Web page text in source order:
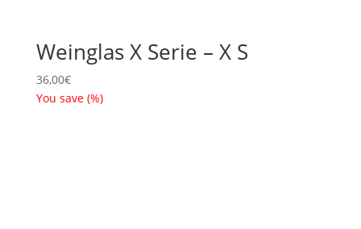
Weinglas X Serie – X S
36,00€
You save (%)